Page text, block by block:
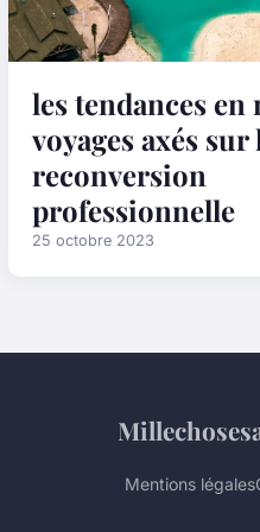
les tendances en
voyages axés sur
reconversion
professionnelle
25 octobre 2023
Mentions légales